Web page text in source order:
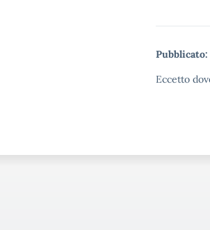
Pubblicato:
Eccetto